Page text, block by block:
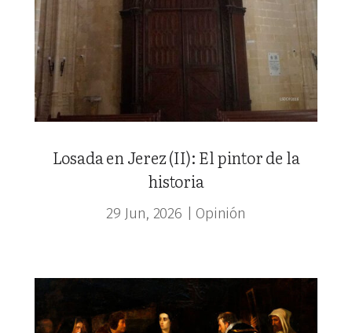
Losada en Jerez (II): El pintor de la
historia
29 Jun, 2026 Opinión